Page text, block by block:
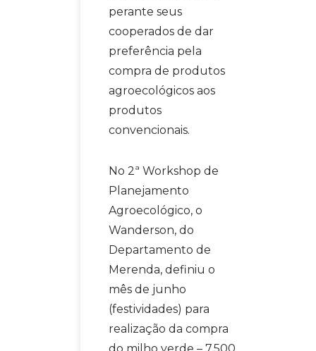
perante seus
cooperados de dar
preferência pela
compra de produtos
agroecológicos aos
produtos
convencionais.
No 2ª Workshop de
Planejamento
Agroecológico, o
Wanderson, do
Departamento de
Merenda, definiu o
mês de junho
(festividades) para
realização da compra